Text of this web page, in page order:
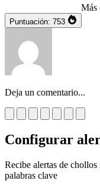
Más
Puntuación: 753
Deja un comentario...
Configurar
Recibe alertas de
palabras clave